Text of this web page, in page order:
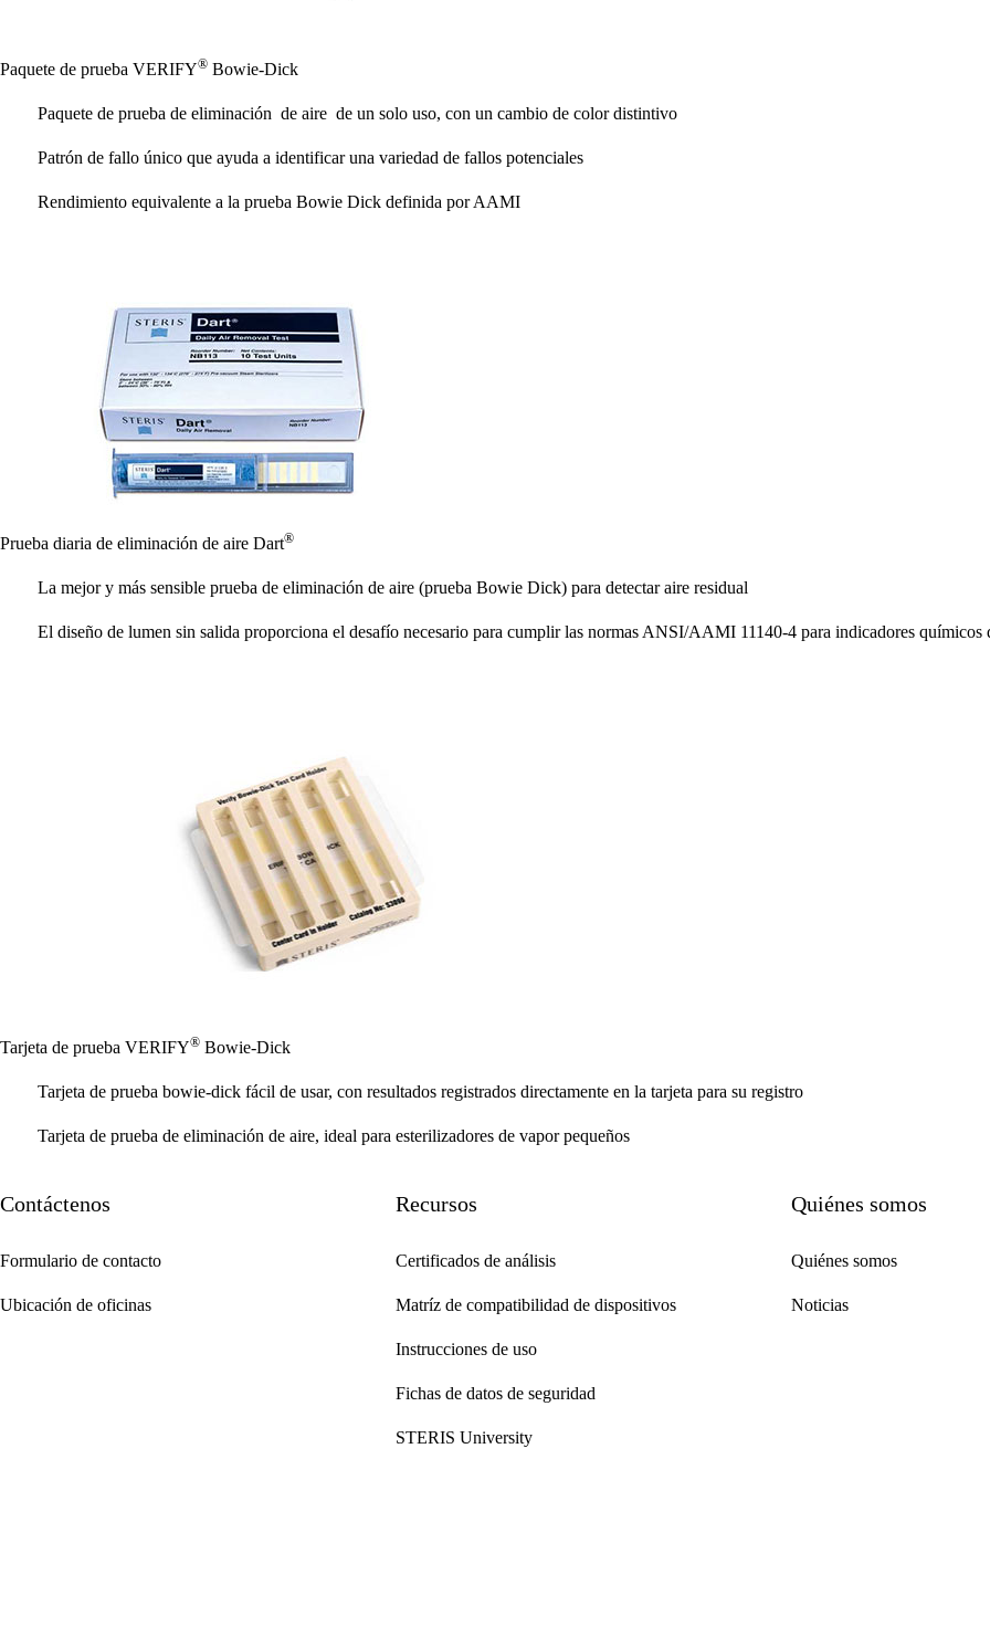
Paquete de prueba VERIFY® Bowie-Dick
Paquete de prueba de eliminación de aire de un solo uso, con un cambio de color distintivo
Patrón de fallo único que ayuda a identificar una variedad de fallos potenciales
Rendimiento equivalente a la prueba Bowie Dick definida por AAMI
Prueba diaria de eliminación de aire Dart®
La mejor y más sensible prueba de eliminación de aire (prueba Bowie Dick) para detectar aire residual
El diseño de lumen sin salida proporciona el desafío necesario para cumplir las normas ANSI/AAMI 11140-4 para indicadores químicos
Tarjeta de prueba VERIFY® Bowie-Dick
Tarjeta de prueba bowie-dick fácil de usar, con resultados registrados directamente en la tarjeta para su registro
Tarjeta de prueba de eliminación de aire, ideal para esterilizadores de vapor pequeños
Contáctenos
Formulario de contacto
Ubicación de oficinas
Recursos
Certificados de análisis
Matríz de compatibilidad de dispositivos
Instrucciones de uso
Fichas de datos de seguridad
STERIS University
Quiénes somos
Quiénes somos
Noticias